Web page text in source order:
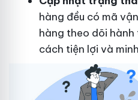
hàng đều có mã
hàng theo dõi
cách tiện lợi và